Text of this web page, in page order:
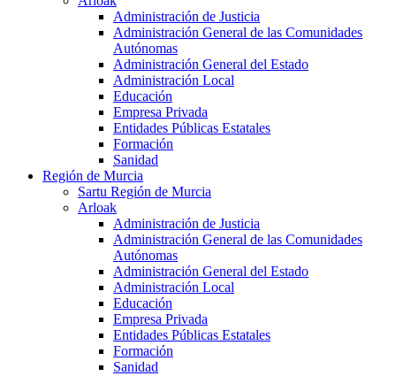
Administración de Justicia
Administración General de las Comunidades
Autónomas
Administración General del Estado
Administración Local
Educación
Empresa Privada
Entidades Públicas Estatales
Formación
Sanidad
Región de Murcia
Sartu Región de Murcia
Arloak
Administración de Justicia
Administración General de las Comunidades
Autónomas
Administración General del Estado
Administración Local
Educación
Empresa Privada
Entidades Públicas Estatales
Formación
Sanidad